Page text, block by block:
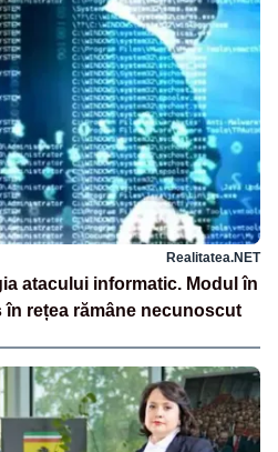
Realitatea.NET
atacului informatic. Modul în
rețea rămâne necunoscut